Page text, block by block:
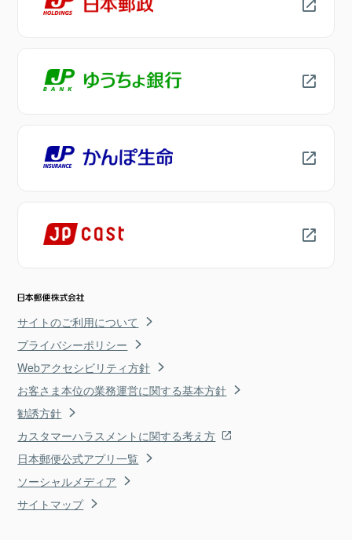
サイトのご利用について
プライバシーポリシー
Webアクセシビリティ方針
お客さま本位の業務運営に関する基本方針
勧誘方針
カスタマーハラスメントに関する考え方
日本郵便公式アプリ一覧
ソーシャルメディア
サイトマップ